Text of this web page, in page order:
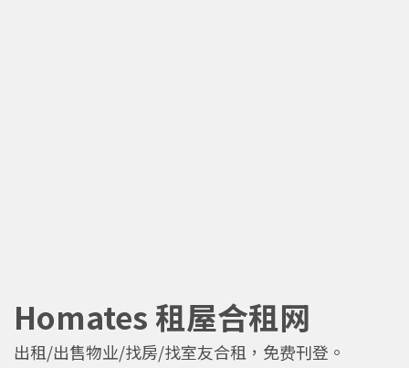
Homates 租屋合租网
出租/出售物业/找房/找室友合租，免费刊登。